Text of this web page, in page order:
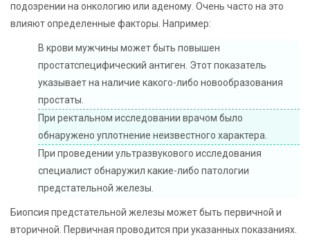
подозрении на онкологию или аденому. Очень часто на это
влияют определенные факторы. Например:
В крови мужчины может быть повышен
простатспецифический антиген. Этот показатель
указывает на наличие какого-либо новообразования
простаты.
При ректальном исследовании врачом было
обнаружено уплотнение неизвестного характера.
При проведении ультразвукового исследования
специалист обнаружил какие-либо патологии
предстательной железы.
Биопсия предстательной железы может быть первичной и
вторичной. Первичная проводится при указанных показаниях.